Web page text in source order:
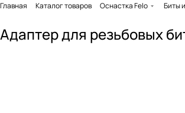
Главная Каталог товаров Оснастка Felo Биты
Адаптер для резьбовых